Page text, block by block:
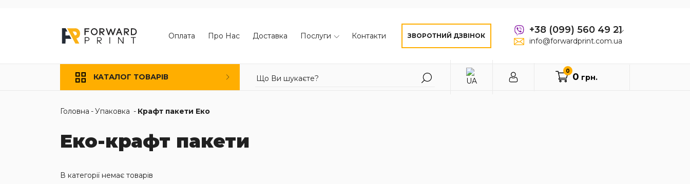
Оплата Про Нас Доставка Послуги Контакти ЗВОРОТНИЙ ДЗВІНОК
+38 (099) 560 49 21
info@forwardprint.com.ua
КАТАЛОГ ТОВАРІВ
0
0 грн.
Головна -Упаковка - Крафт пакети Еко
Еко-крафт пакети
В категорії немає товарів